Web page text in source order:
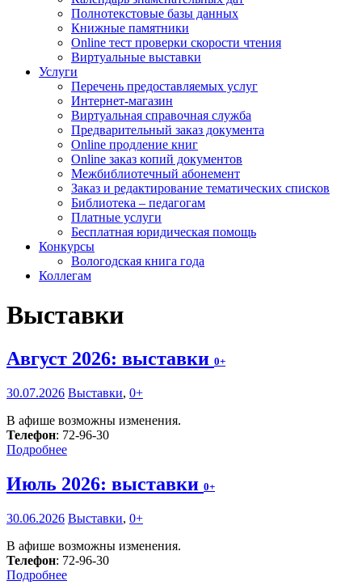
Полнотекстовые базы данных
Книжные памятники
Online тест проверки скорости чтения
Виртуальные выставки
Услуги
Перечень предоставляемых услуг
Интернет-магазин
Виртуальная справочная служба
Предварительный заказ документа
Online продление книг
Online заказ копий документов
Межбиблиотечный абонемент
Заказ и редактирование тематических списков
Библиотека – педагогам
Платные услуги
Бесплатная юридическая помощь
Конкурсы
Вологодская книга года
Коллегам
Выставки
Август 2026: выставки 0+
30.07.2026 Выставки, 0+
В афише возможны изменения.
Телефон: 72-96-30
Подробнее
Июль 2026: выставки 0+
30.06.2026 Выставки, 0+
В афише возможны изменения.
Телефон: 72-96-30
Подробнее